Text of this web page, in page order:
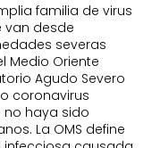
familia de virus
van desde
severas
Medio Oriente
Agudo Severo
coronavirus
no haya sido
La OMS define